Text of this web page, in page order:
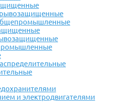
и электродвигателями